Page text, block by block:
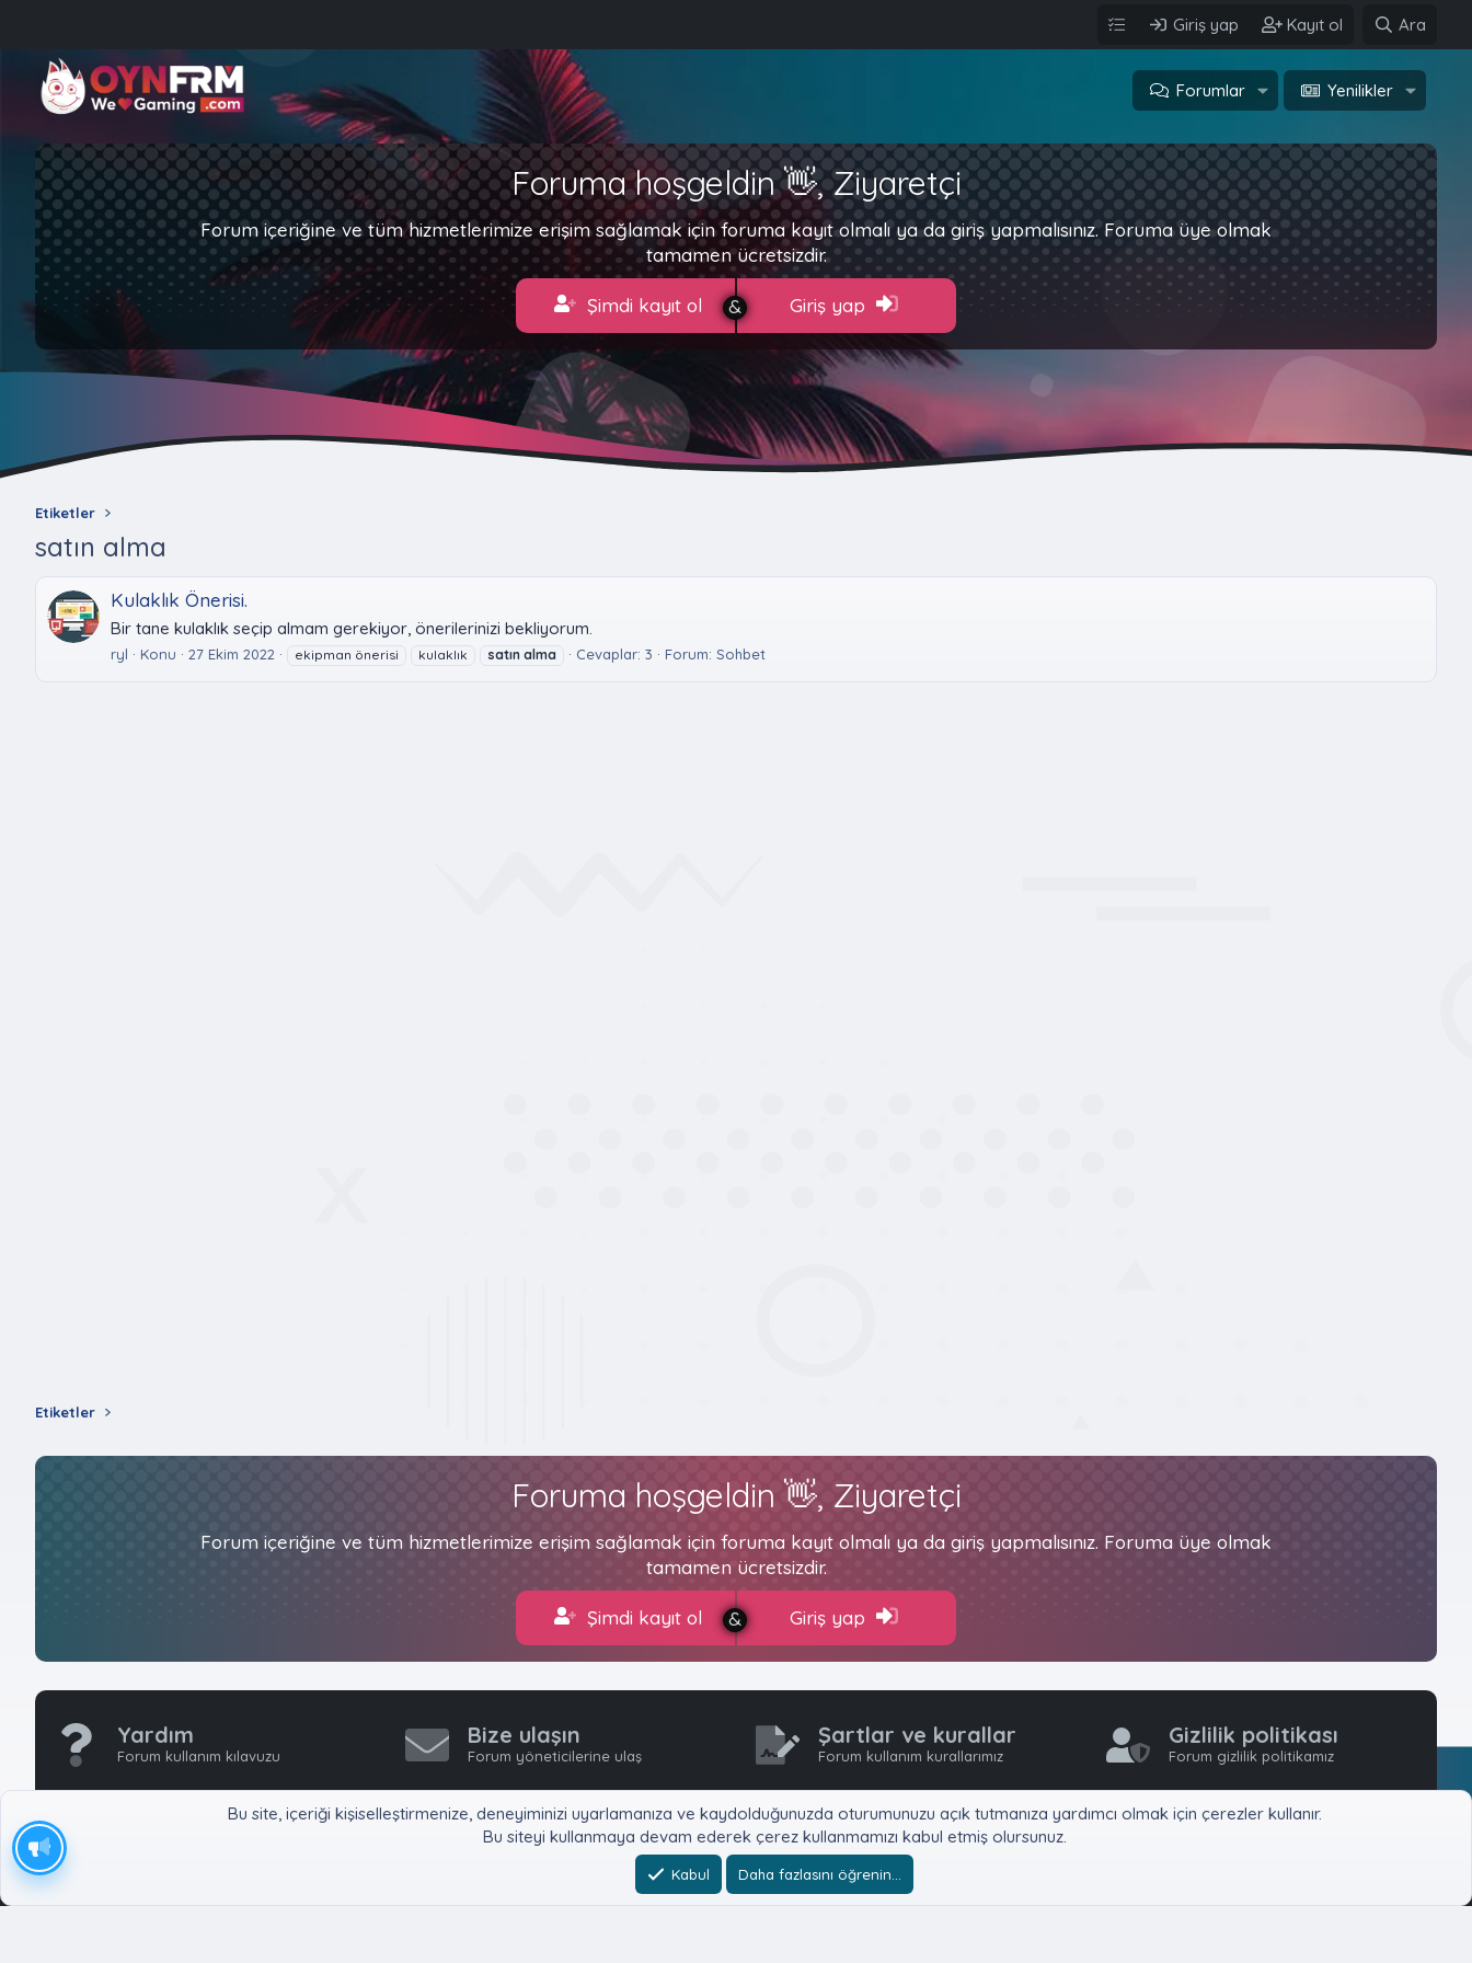
Giriş yap Kayıt ol Ara
Forumlar Yenilikler
Foruma hoşgeldin 👋, Ziyaretçi
Forum içeriğine ve tüm hizmetlerimize erişim sağlamak için foruma kayıt olmalı ya da giriş yapmalısınız. Foruma üye olmak
tamamen ücretsizdir.
Şimdi kayıt ol Giriş yap
Etiketler
satın alma
Kulaklık Önerisi.
Bir tane kulaklık seçip almam gerekiyor, önerilerinizi bekliyorum.
ryl Konu 27 Ekim 2022 ekipman önerisi kulaklık satın alma Cevaplar: 3 Forum: Sohbet
Etiketler
Foruma hoşgeldin 👋, Ziyaretçi
Forum içeriğine ve tüm hizmetlerimize erişim sağlamak için foruma kayıt olmalı ya da giriş yapmalısınız. Foruma üye olmak
tamamen ücretsizdir.
Şimdi kayıt ol Giriş yap
Yardım
Forum kullanım kılavuzu
Bize ulaşın
Forum yöneticilerine ulaş
Şartlar ve kurallar
Forum kullanım kurallarımız
Gizlilik politikası
Forum gizlilik politikamız
Bu site, içeriği kişiselleştirmenize, deneyiminizi uyarlamanıza ve kaydolduğunuzda oturumunuzu açık tutmanıza yardımcı olmak için çerezler kullanır.
Bu siteyi kullanmaya devam ederek çerez kullanmamızı kabul etmiş olursunuz.
Kabul Daha fazlasını öğrenin…